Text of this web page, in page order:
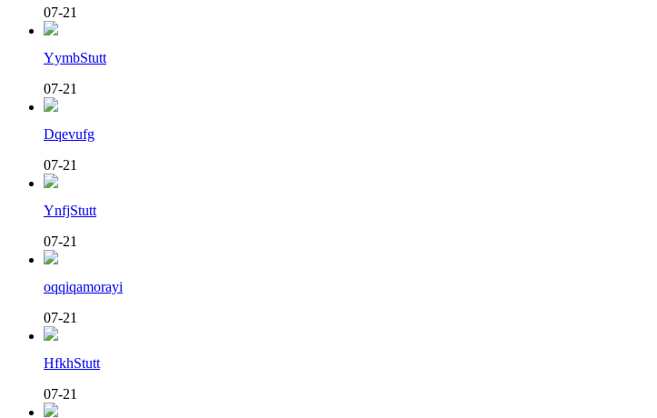
07-21
YymbStutt
07-21
Dqevufg
07-21
YnfjStutt
07-21
oqqiqamorayi
07-21
HfkhStutt
07-21